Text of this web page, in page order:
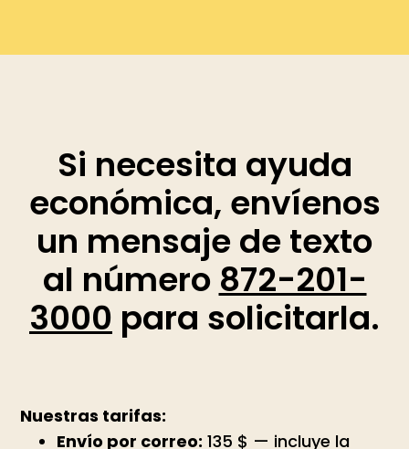
Si necesita ayuda
económica, envíenos
un mensaje de texto
al número 872-201-
3000 para solicitarla.
Nuestras tarifas:
Envío por correo: 135 $ — incluye la